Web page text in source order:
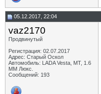
05.12.2017, 22:04
vaz2170
Продвинутый
Регистрация: 02.07.2017
Адрес: Старый Оскол
Автомобиль: LADA Vesta, МТ, 1.6
ММ Люкс.
Сообщений: 193